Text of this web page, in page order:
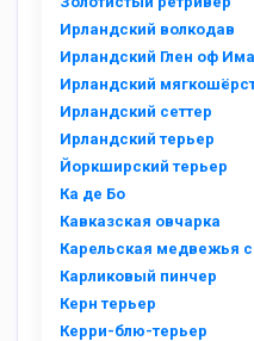
Ирландский волкодав
Ирландский Глен оф
Ирландский
Ирландский сеттер
Ирландский терьер
Йоркширский терьер
Ка де Бо
Кавказская овчарка
Карельская медвежья
Карликовый пинчер
Керн терьер
Керри-блю-терьер